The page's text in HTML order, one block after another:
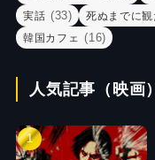
実話 (33) 死ぬまでに
韓国カフェ (16)
人気記事（映画）